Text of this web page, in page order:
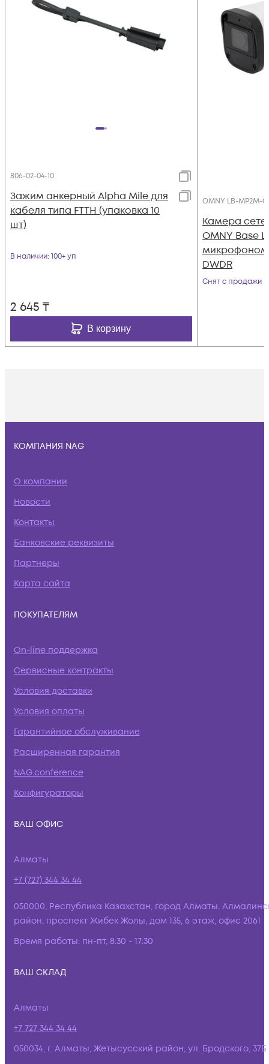
806-02-04-10
Зажим анкерный Alpha Mile для
кабеля типа FTTH (упаковка 10
шт)
В наличии: 100+ уп
2 645 ₸
В корзину
OMNY LB-MP2M-
Камера
OMNY Base
DWDR
Снят с продажи
КОМПАНИЯ NAG
О компании
Новости
Контакты
Банковские реквизиты
Партнеры
Карта сайта
ПОКУПАТЕЛЯМ
On-line поддержка
Сервисные контракты
Условия доставки
Условия оплаты
Гарантийное обслуживание
Расширенная гарантия
NAG.conference
Конфигураторы
ВАШ ОФИС
Алматы
+7 (727) 344 34 44
050000, Республика Казахстан, город Алматы,
район, проспект Жибек Жолы, дом 135, 6 этаж, офис 2061
Время работы: пн-пт, 8:30 - 17:30
ВАШ СКЛАД
Алматы
+7 727 344 34 44
050034, г. Алматы, Жетысусский район, ул. Бродского, 37Б